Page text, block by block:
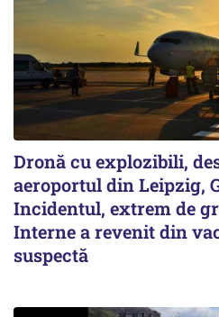
Dronă cu explozibili,
aeroportul din Leipzig,
Incidentul, extrem de
Interne a revenit din
suspectă